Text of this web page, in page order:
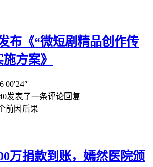
布《“微短剧精品创作传
方案》
00′24″
发表了一条评论回复
前因后果
万捐款到账，嫣然医院颁